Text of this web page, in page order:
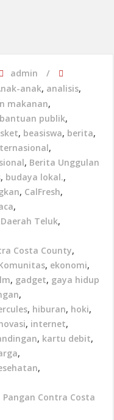
admin
anak, analisis,
makanan,
bantuan publik,
, beasiswa, berita,
,
, Berita Unggulan
, budaya lokal.,
, CalFresh,
,
Daerah Teluk,
Costa County,
, ekonomi,
, gadget, gaya hidup
,
, hiburan, hoki,
, internet,
, kartu debit,
,
,
Contra Costa